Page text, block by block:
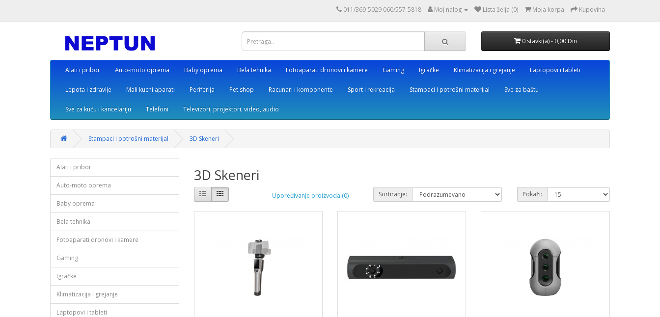
011/369-5029 060/557-5818 Moj nalog Lista želja (0) Moja korpa Kupovina
0 stavki(a) - 0,00 Din
Alati i pribor Auto-moto oprema Baby oprema Bela tehnika Fotoaparati dronovi i kamere Gaming Igračke Klimatizacija i grejanje Laptopovi i tableti
Lepota i zdravlje Mali kucni aparati Periferija Pet shop Racunari i komponente Sport i rekreacija Stampaci i potrošni materijal Sve za baštu
Sve za kuću i kancelariju Telefoni Televizori, projektori, video, audio
Stampaci i potrošni materijal 3D Skeneri
Alati i pribor
Auto-moto oprema
Baby oprema
Bela tehnika
Fotoaparati dronovi i kamere
Gaming
Igračke
Klimatizacija i grejanje
Laptopovi i tableti
3D Skeneri
Upoređivanje proizvoda (0) Sortiranje: Pokaži: